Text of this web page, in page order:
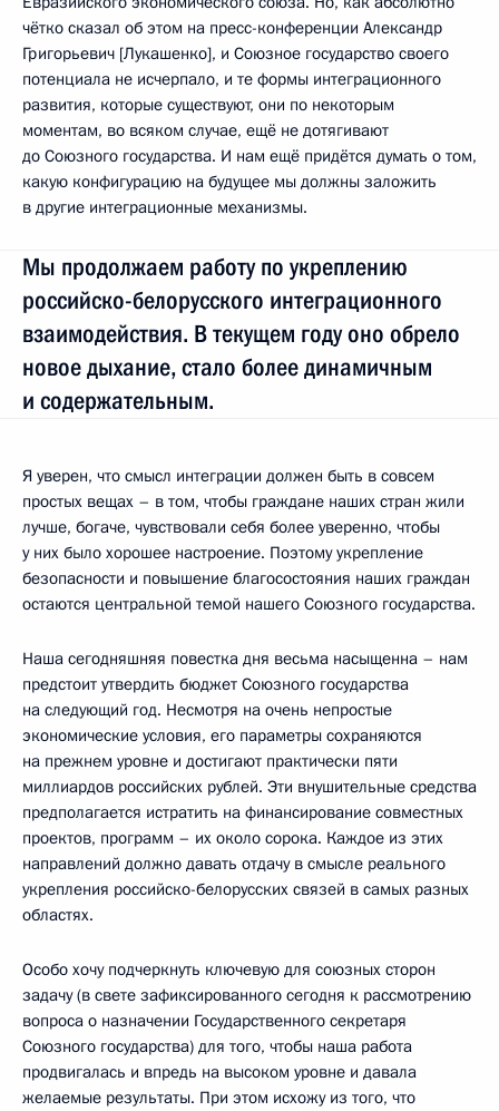
чётко сказал об этом на пресс-конференции Александр
Григорьевич [Лукашенко], и Союзное государство своего
потенциала не исчерпало, и те формы интеграционного
развития, которые существуют, они по некоторым
моментам, во всяком случае, ещё не дотягивают
до Союзного государства. И нам ещё придётся думать о том,
какую конфигурацию на будущее мы должны заложить
в другие интеграционные механизмы.
Мы продолжаем работу по укреплению
российско-белорусского интеграционного
взаимодействия. В текущем году оно обрело
новое дыхание, стало более динамичным
и содержательным.
Я уверен, что смысл интеграции должен быть в совсем
простых вещах – в том, чтобы граждане наших стран жили
лучше, богаче, чувствовали себя более уверенно, чтобы
у них было хорошее настроение. Поэтому укрепление
безопасности и повышение благосостояния наших граждан
остаются центральной темой нашего Союзного государства.
Наша сегодняшняя повестка дня весьма насыщенна – нам
предстоит утвердить бюджет Союзного государства
на следующий год. Несмотря на очень непростые
экономические условия, его параметры сохраняются
на прежнем уровне и достигают практически пяти
миллиардов российских рублей. Эти внушительные средства
предполагается истратить на финансирование совместных
проектов, программ – их около сорока. Каждое из этих
направлений должно давать отдачу в смысле реального
укрепления российско-белорусских связей в самых разных
областях.
Особо хочу подчеркнуть ключевую для союзных сторон
задачу (в свете зафиксированного сегодня к рассмотрению
вопроса о назначении Государственного секретаря
Союзного государства) для того, чтобы наша работа
продвигалась и впредь на высоком уровне и давала
желаемые результаты. При этом исхожу из того, что